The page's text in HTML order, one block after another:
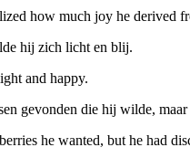
how much joy he derived
hij zich licht en blij.
and happy.
gevonden die hij wilde,
he wanted, but he had